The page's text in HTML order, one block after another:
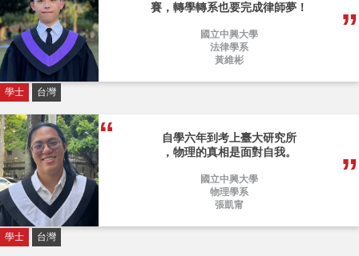
賽，轉學轉系也要完成律師夢！
國立中興大學
法律學系
黃維彬
學士 台灣
自學六年到考上臺大研究所
，物理的真相是面對自我。
國立中興大學
物理學系
張凱甯
學士 台灣